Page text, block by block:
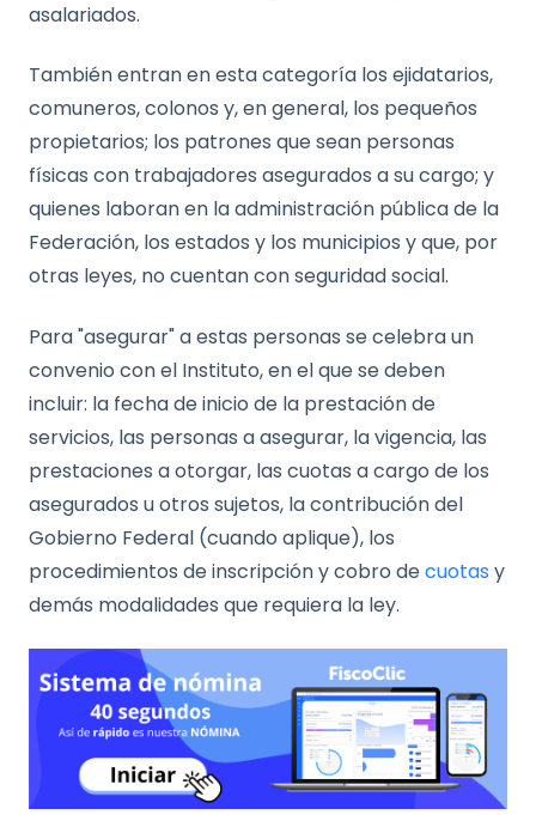
asalariados.
También entran en esta categoría los ejidatarios,
comuneros, colonos y, en general, los pequeños
propietarios; los patrones que sean personas
físicas con trabajadores asegurados a su cargo; y
quienes laboran en la administración pública de la
Federación, los estados y los municipios y que, por
otras leyes, no cuentan con seguridad social.
Para "asegurar" a estas personas se celebra un
convenio con el Instituto, en el que se deben
incluir: la fecha de inicio de la prestación de
servicios, las personas a asegurar, la vigencia, las
prestaciones a otorgar, las cuotas a cargo de los
asegurados u otros sujetos, la contribución del
Gobierno Federal (cuando aplique), los
procedimientos de inscripción y cobro decuotas y
demás modalidades que requiera la ley.